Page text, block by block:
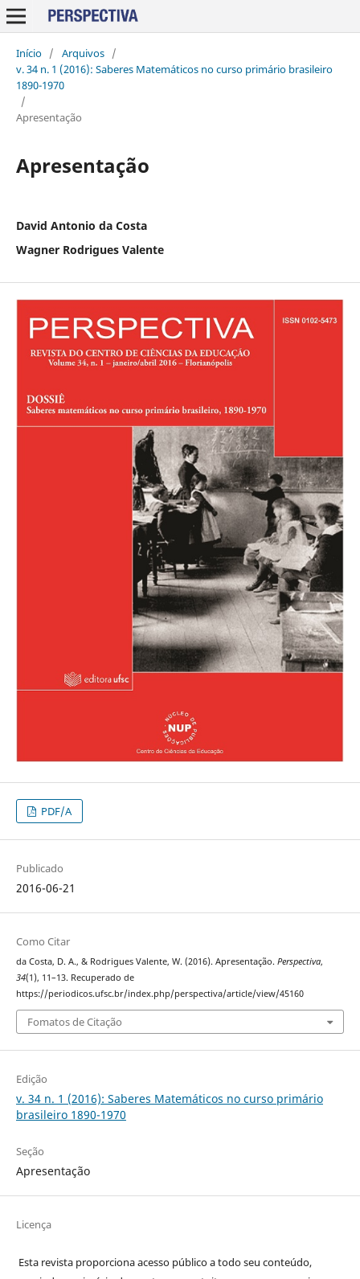
Início / Arquivos /
v. 34 n. 1 (2016): Saberes Matemáticos no curso primário brasileiro
1890-1970
/
Apresentação
Apresentação
David Antonio da Costa
Wagner Rodrigues Valente
PDF/A
Publicado
2016-06-21
Como Citar
da Costa, D. A., & Rodrigues Valente, W. (2016). Apresentação. Perspectiva,
34(1), 11–13. Recuperado de
https://periodicos.ufsc.br/index.php/perspectiva/article/view/45160
Fomatos de Citação
Edição
v. 34 n. 1 (2016): Saberes Matemáticos no curso primário
brasileiro 1890-1970
Seção
Apresentação
Licença
Esta revista proporciona acesso público a todo seu conteúdo,